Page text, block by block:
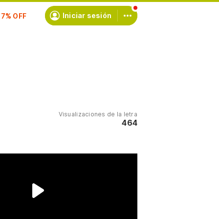
Iniciar sesión
Visualizaciones de la letra
464